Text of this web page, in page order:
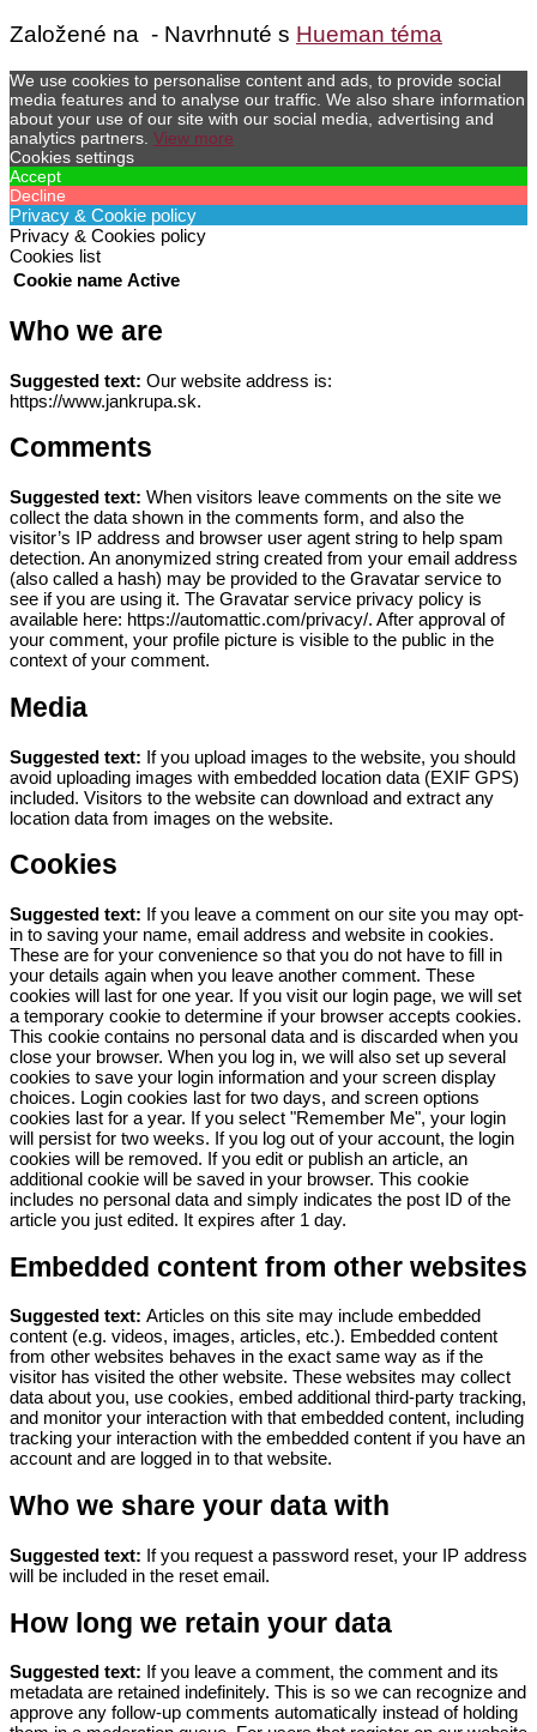
Založené na - Navrhnuté s Hueman téma
We use cookies to personalise content and ads, to provide social
media features and to analyse our traffic. We also share information
about your use of our site with our social media, advertising and
analytics partners. View more
Cookies settings
Accept
Decline
Privacy & Cookie policy
Privacy & Cookies policy
Cookies list
Cookie name Active
Who we are
Suggested text: Our website address is:
https://www.jankrupa.sk.
Comments
Suggested text: When visitors leave comments on the site we
collect the data shown in the comments form, and also the
visitor’s IP address and browser user agent string to help spam
detection. An anonymized string created from your email address
(also called a hash) may be provided to the Gravatar service to
see if you are using it. The Gravatar service privacy policy is
available here: https://automattic.com/privacy/. After approval of
your comment, your profile picture is visible to the public in the
context of your comment.
Media
Suggested text: If you upload images to the website, you should
avoid uploading images with embedded location data (EXIF GPS)
included. Visitors to the website can download and extract any
location data from images on the website.
Cookies
Suggested text: If you leave a comment on our site you may opt-
in to saving your name, email address and website in cookies.
These are for your convenience so that you do not have to fill in
your details again when you leave another comment. These
cookies will last for one year. If you visit our login page, we will set
a temporary cookie to determine if your browser accepts cookies.
This cookie contains no personal data and is discarded when you
close your browser. When you log in, we will also set up several
cookies to save your login information and your screen display
choices. Login cookies last for two days, and screen options
cookies last for a year. If you select "Remember Me", your login
will persist for two weeks. If you log out of your account, the login
cookies will be removed. If you edit or publish an article, an
additional cookie will be saved in your browser. This cookie
includes no personal data and simply indicates the post ID of the
article you just edited. It expires after 1 day.
Embedded content from other websites
Suggested text: Articles on this site may include embedded
content (e.g. videos, images, articles, etc.). Embedded content
from other websites behaves in the exact same way as if the
visitor has visited the other website. These websites may collect
data about you, use cookies, embed additional third-party tracking,
and monitor your interaction with that embedded content, including
tracking your interaction with the embedded content if you have an
account and are logged in to that website.
Who we share your data with
Suggested text: If you request a password reset, your IP address
will be included in the reset email.
How long we retain your data
Suggested text: If you leave a comment, the comment and its
metadata are retained indefinitely. This is so we can recognize and
approve any follow-up comments automatically instead of holding